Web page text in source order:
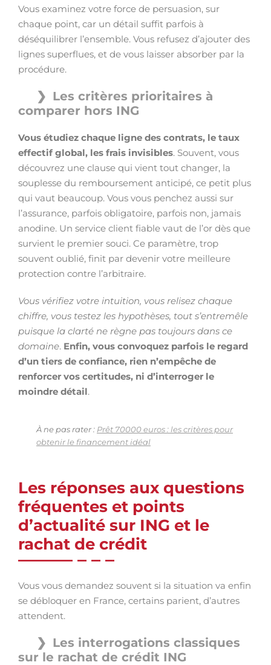
Vous examinez votre force de persuasion, sur
chaque point, car un détail suffit parfois à
déséquilibrer l’ensemble. Vous refusez d’ajouter des
lignes superflues, et de vous laisser absorber par la
procédure.
Les critères prioritaires à
comparer hors ING
Vous étudiez chaque ligne des contrats, le taux
effectif global, les frais invisibles. Souvent, vous
découvrez une clause qui vient tout changer, la
souplesse du remboursement anticipé, ce petit plus
qui vaut beaucoup. Vous vous penchez aussi sur
l’assurance, parfois obligatoire, parfois non, jamais
anodine. Un service client fiable vaut de l’or dès que
survient le premier souci. Ce paramètre, trop
souvent oublié, finit par devenir votre meilleure
protection contre l’arbitraire.
Vous vérifiez votre intuition, vous relisez chaque
chiffre, vous testez les hypothèses, tout s’entremêle
puisque la clarté ne règne pas toujours dans ce
domaine. Enfin, vous convoquez parfois le regard
d’un tiers de confiance, rien n’empêche de
renforcer vos certitudes, ni d’interroger le
moindre détail.
À ne pas rater : Prêt 70000 euros : les critères pour
obtenir le financement idéal
Les réponses aux questions
fréquentes et points
d’actualité sur ING et le
rachat de crédit
Vous vous demandez souvent si la situation va enfin
se débloquer en France, certains parient, d’autres
attendent.
Les interrogations classiques
sur le rachat de crédit ING